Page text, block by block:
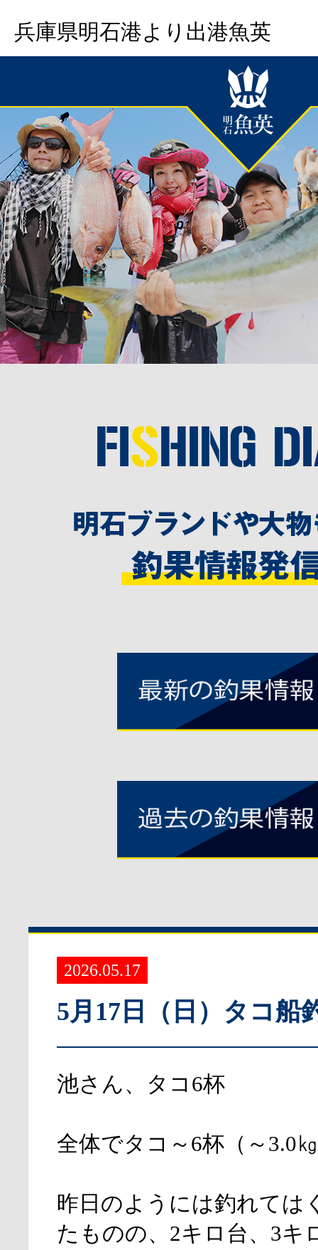
兵庫県明石港より出港魚英
2026.05.17
5月17日（日）タコ船
池さん、タコ6杯
全体でタコ～6杯（～3.0
昨日のようには釣れては
たものの、2キロ台、3キ